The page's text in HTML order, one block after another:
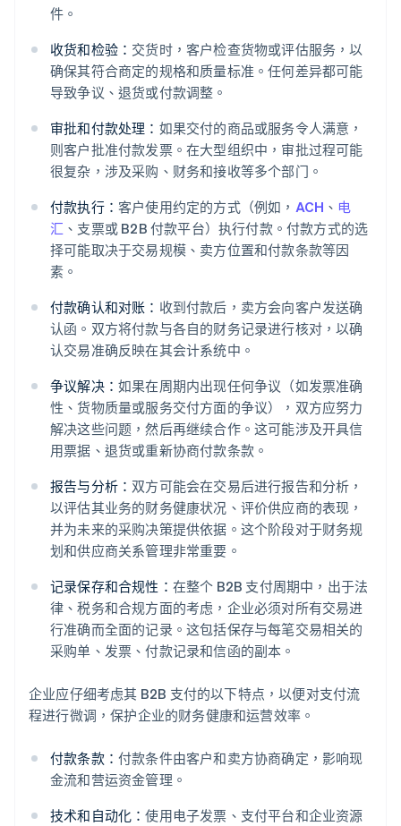
件。
收货和检验： 交货时，客户检查货物或评估服务，以
确保其符合商定的规格和质量标准。任何差异都可能
导致争议、退货或付款调整。
审批和付款处理： 如果交付的商品或服务令人满意，
则客户批准付款发票。在大型组织中，审批过程可能
很复杂，涉及采购、财务和接收等多个部门。
付款执行： 客户使用约定的方式（例如， ACH 、 电
汇 、支票或 B2B 付款平台）执行付款。付款方式的选
择可能取决于交易规模、卖方位置和付款条款等因
素。
付款确认和对账： 收到付款后，卖方会向客户发送确
认函。双方将付款与各自的财务记录进行核对，以确
认交易准确反映在其会计系统中。
争议解决： 如果在周期内出现任何争议（如发票准确
性、货物质量或服务交付方面的争议），双方应努力
解决这些问题，然后再继续合作。这可能涉及开具信
用票据、退货或重新协商付款条款。
报告与分析： 双方可能会在交易后进行报告和分析，
以评估其业务的财务健康状况、评价供应商的表现，
并为未来的采购决策提供依据。这个阶段对于财务规
划和供应商关系管理非常重要。
记录保存和合规性： 在整个 B2B 支付周期中，出于法
律、税务和合规方面的考虑，企业必须对所有交易进
行准确而全面的记录。这包括保存与每笔交易相关的
采购单、发票、付款记录和信函的副本。
企业应仔细考虑其 B2B 支付的以下特点，以便对支付流
程进行微调，保护企业的财务健康和运营效率。
付款条款： 付款条件由客户和卖方协商确定，影响现
金流和营运资金管理。
技术和自动化：使用电子发票、支付平台和企业资源